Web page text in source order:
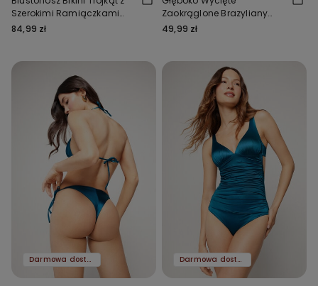
Szerokimi Ramiączkami
Shiny Glam Niebieski
84,99 zł
Zaokrąglone Brazyliany
Bikini Shiny Glam Niebieskie
49,99 zł
Darmowa dostawa Darmowa dostawa